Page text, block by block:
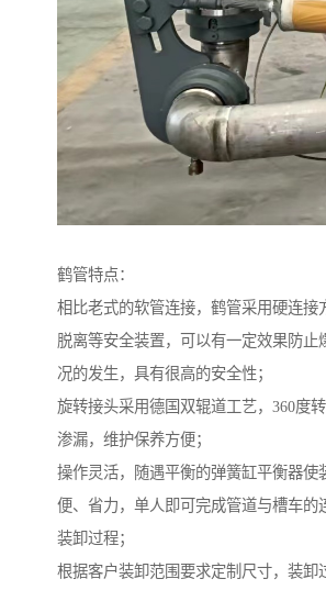
鹤管特点：
相比老式的软管连接，鹤管采用硬连接
脱离等安全装置，可以有一定效果防止
况的发生，具有很高的安全性；
旋转接头采用德国双辊道工艺，360度
渗漏，维护保养方便；
操作灵活，随遇平衡的弹簧缸平衡器使
便、省力，单人即可完成管道与槽车的
装卸过程；
根据客户装卸范围要求定制尺寸，装卸